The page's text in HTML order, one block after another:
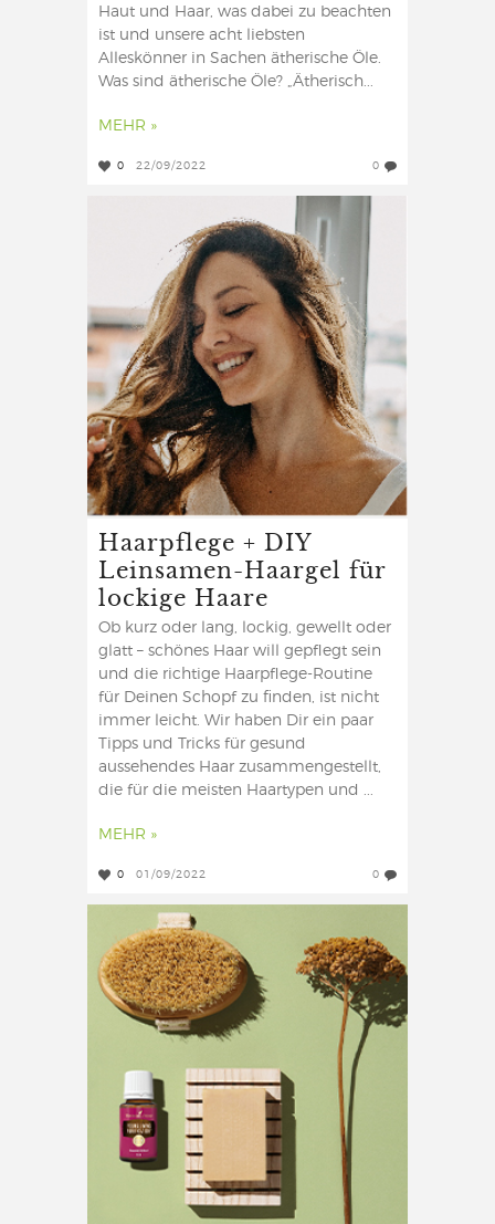
Haut und Haar, was dabei zu beachten
ist und unsere acht liebsten
Alleskönner in Sachen ätherische Öle.
Was sind ätherische Öle? „Ätherisch...
MEHR »
0 22/09/2022 0
Haarpflege + DIY
Leinsamen-Haargel für
lockige Haare
Ob kurz oder lang, lockig, gewellt oder
glatt – schönes Haar will gepflegt sein
und die richtige Haarpflege-Routine
für Deinen Schopf zu finden, ist nicht
immer leicht. Wir haben Dir ein paar
Tipps und Tricks für gesund
aussehendes Haar zusammengestellt,
die für die meisten Haartypen und ...
MEHR »
0 01/09/2022 0